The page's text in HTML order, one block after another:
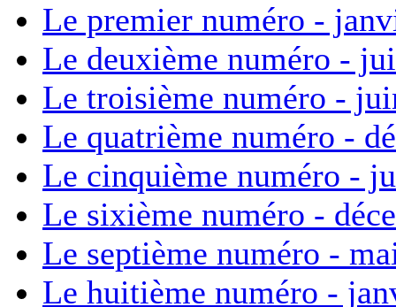
Le premier numéro -
Le deuxième numéro -
Le troisième numéro -
Le quatrième numéro -
Le cinquième numéro -
Le sixième numéro -
Le septième numéro -
Le huitième numéro -